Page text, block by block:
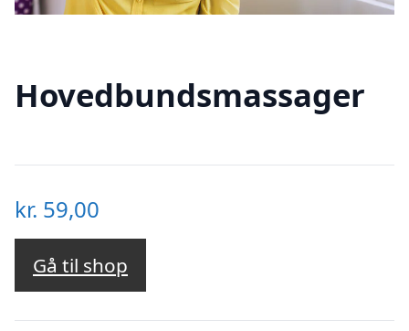
Hovedbundsmassager
kr. 59,00
Gå til shop